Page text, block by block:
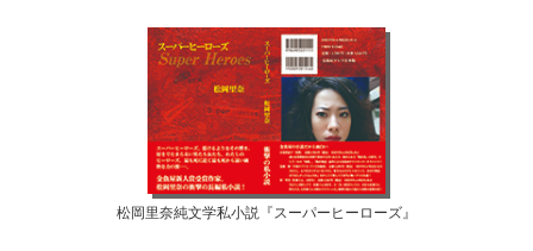
松岡里奈純文学私小説『スーパーヒーローズ』